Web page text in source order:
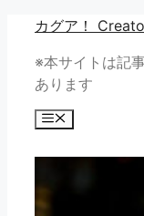
カグア！
※本サイトは記
あります
メ